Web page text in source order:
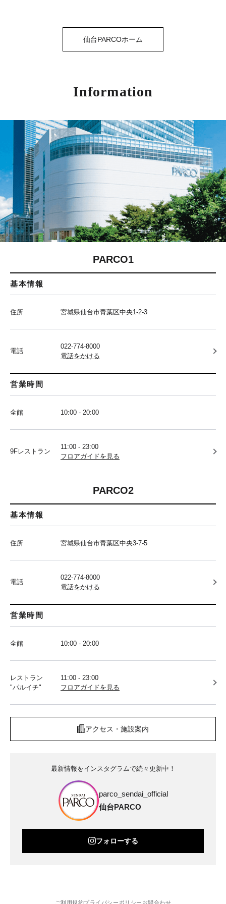
仙台PARCOホーム
Information
PARCO1
基本情報
住所 宮城県仙台市青葉区中央1-2-3
電話
022-774-8000
電話をかける
営業時間
全館 10:00 - 20:00
9Fレストラン
11:00 - 23:00
フロアガイドを見る
PARCO2
基本情報
住所 宮城県仙台市青葉区中央3-7-5
電話
022-774-8000
電話をかける
営業時間
全館 10:00 - 20:00
レストラン
"パルイチ"
11:00 - 23:00
フロアガイドを見る
アクセス・施設案内
最新情報をインスタグラムで続々更新中！
parco_sendai_official
仙台PARCO
フォローする
ご利用規約プライバシーポリシー お問合わせ